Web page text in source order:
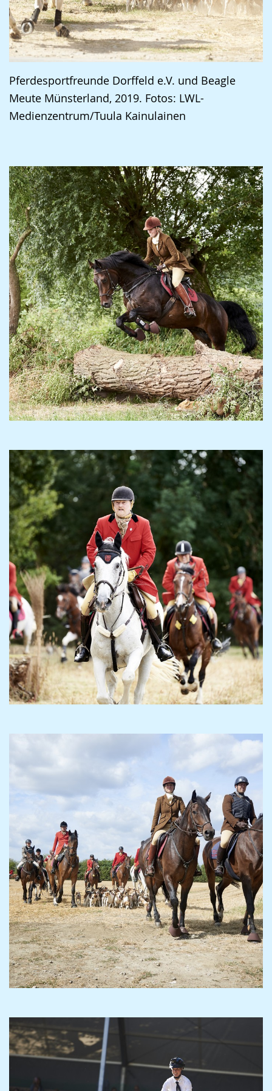
Pferdesportfreunde Dorffeld e.V. und Beagle
Meute Münsterland, 2019. Fotos: LWL-
Medienzentrum/Tuula Kainulainen